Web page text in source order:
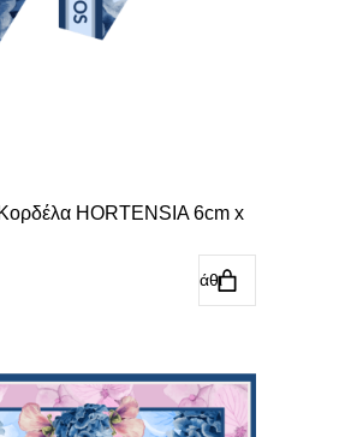
HORTENSIA 6cm x
Προσθήκη στο καλάθι